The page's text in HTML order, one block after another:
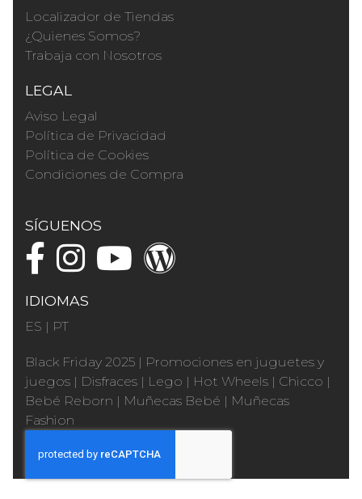
Localizador de Tiendas
¿Quienes Somos?
Trabaja con Nosotros
LEGAL
Aviso Legal
Política de Privacidad
Política de Cookies
Condiciones de Compra
SÍGUENOS
IDIOMAS
ES | PT
Black Friday 2025 | Promociones en juguetes y
juegos | Disfraces | Lego | Hot Wheels | Chicco |
Bebé Reborn | Muñecas Bebé | Muñecas
Fashion